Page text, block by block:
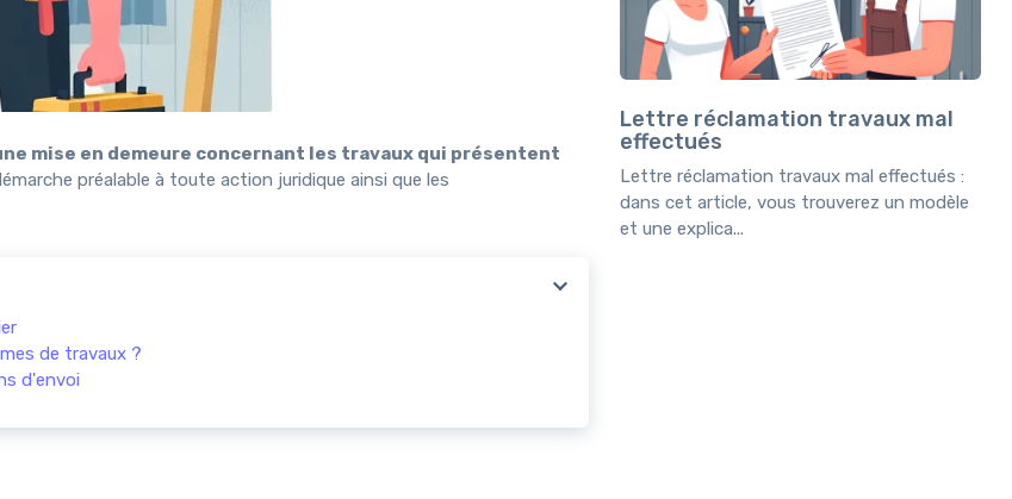
mise en demeure concernant les travaux qui présentent
préalable à toute action juridique ainsi que les
de travaux ?
d'envoi
Lettre réclamation travaux mal
effectués
Lettre réclamation travaux mal effectués :
dans cet article, vous trouverez un modèle
et une explica...